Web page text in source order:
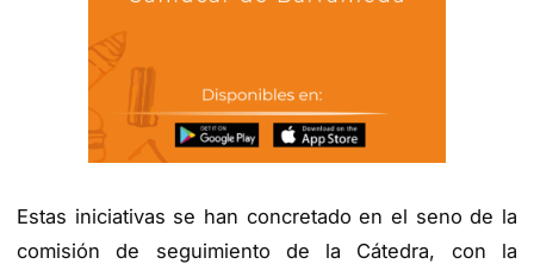
Estas iniciativas se han concretado en el seno de la
comisión de seguimiento de la Cátedra, con la